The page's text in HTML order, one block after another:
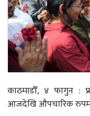
काठमाडौँ, ४ फागुन :
आजदेखि औपचारिक रुपमा